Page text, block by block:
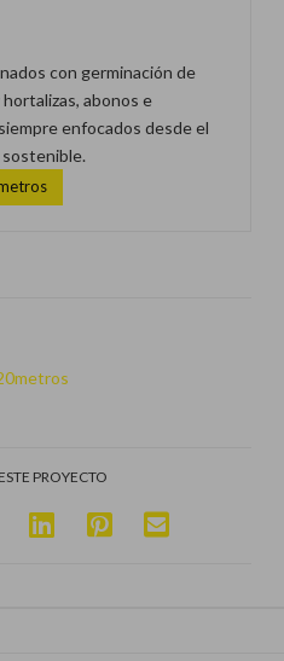
con germinación de
abonos e
enfocados desde el
PROYECTO